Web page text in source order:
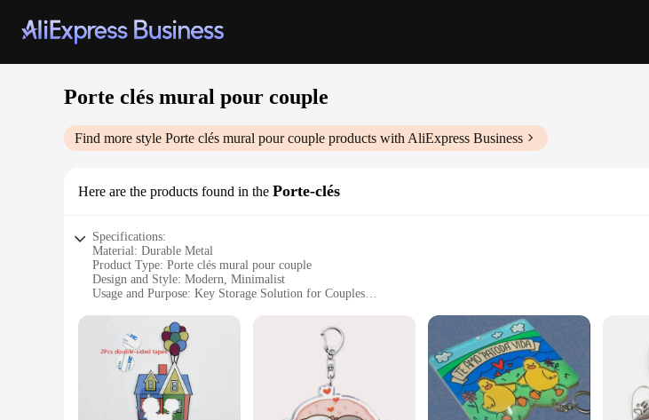
Porte clés mural pour couple
Find more style Porte clés mural pour couple products with AliExpress Business
Here are the products found in the Porte-clés
Specifications:
Material: Durable Metal
Product Type: Porte clés mural pour couple
Design and Style: Modern, Minimalist
Usage and Purpose: Key Storage Solution for Couples
Performance and Property: Weather-Resistant, Easy to Install
Features:
**Elegant and Functional Design**
The Porte clés mural pour couple is not just a key holder; it's a stylish addition to any home decor. Designed
interior style. Its sleek metal construction ensures durability and longevity, while the compact size makes it
touch of elegance to your entryway, this key holder is the perfect choice.